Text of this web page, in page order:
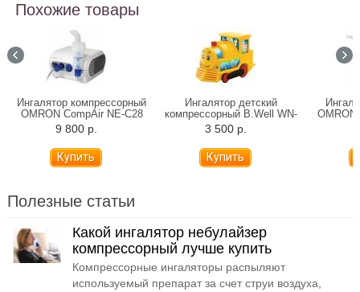
Похожие товары
Ингалятор компрессорный
OMRON CompAir NE-C28
9 800 р.
Ингалятор детский
компрессорный B.Well WN-
115 K "Паровозик"
3 500 р.
Полезные статьи
Какой ингалятор небулайзер
компрессорный лучше купить
Компрессорные ингаляторы распыляют
используемый препарат за счет струи воздуха,